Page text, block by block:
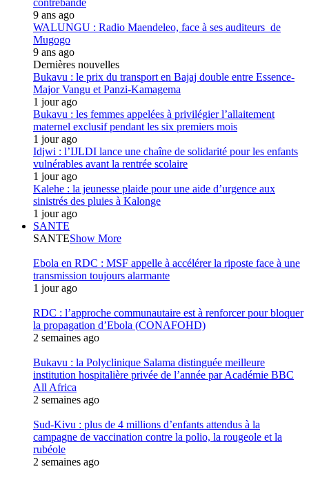
contrebande
9 ans ago
WALUNGU : Radio Maendeleo, face à ses auditeurs de
Mugogo
9 ans ago
Dernières nouvelles
Bukavu : le prix du transport en Bajaj double entre Essence-
Major Vangu et Panzi-Kamagema
1 jour ago
Bukavu : les femmes appelées à privilégier l’allaitement
maternel exclusif pendant les six premiers mois
1 jour ago
Idjwi : l’IJLDI lance une chaîne de solidarité pour les enfants
vulnérables avant la rentrée scolaire
1 jour ago
Kalehe : la jeunesse plaide pour une aide d’urgence aux
sinistrés des pluies à Kalonge
1 jour ago
SANTE
SANTEShow More
Ebola en RDC : MSF appelle à accélérer la riposte face à une
transmission toujours alarmante
1 jour ago
RDC : l’approche communautaire est à renforcer pour bloquer
la propagation d’Ebola (CONAFOHD)
2 semaines ago
Bukavu : la Polyclinique Salama distinguée meilleure
institution hospitalière privée de l’année par Académie BBC
All Africa
2 semaines ago
Sud-Kivu : plus de 4 millions d’enfants attendus à la
campagne de vaccination contre la polio, la rougeole et la
rubéole
2 semaines ago